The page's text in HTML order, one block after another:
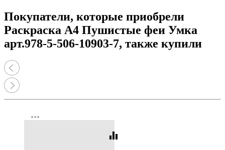
Покупатели, которые приобрели
Раскраска А4 Пушистые феи Умка
арт.978-5-506-10903-7, также купили
more_horiz
equalizer